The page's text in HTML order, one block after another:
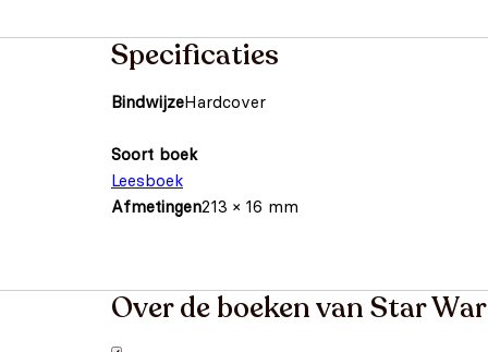
Specificaties
BindwijzeHardcover
Soort boek
Leesboek
Afmetingen213 × 16 mm
Over de boeken van Star